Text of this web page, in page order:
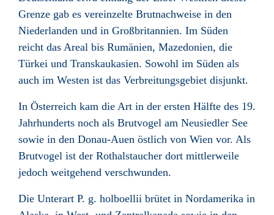
Grenze gab es vereinzelte Brutnachweise in den
Niederlanden und in Großbritannien. Im Süden
reicht das Areal bis Rumänien, Mazedonien, die
Türkei und Transkaukasien. Sowohl im Süden als
auch im Westen ist das Verbreitungsgebiet disjunkt.
In Österreich kam die Art in der ersten Hälfte des 19.
Jahrhunderts noch als Brutvogel am Neusiedler See
sowie in den Donau-Auen östlich von Wien vor. Als
Brutvogel ist der Rothalstaucher dort mittlerweile
jedoch weitgehend verschwunden.
Die Unterart P. g. holboellii brütet in Nordamerika in